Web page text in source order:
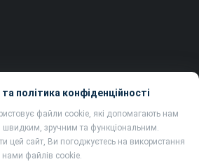
політика конфіденційності
файли cookie, які допомагають нам
швидким, зручним та функціональним.
цей сайт, Ви погоджуєтесь на використання
нами файлів cookie.